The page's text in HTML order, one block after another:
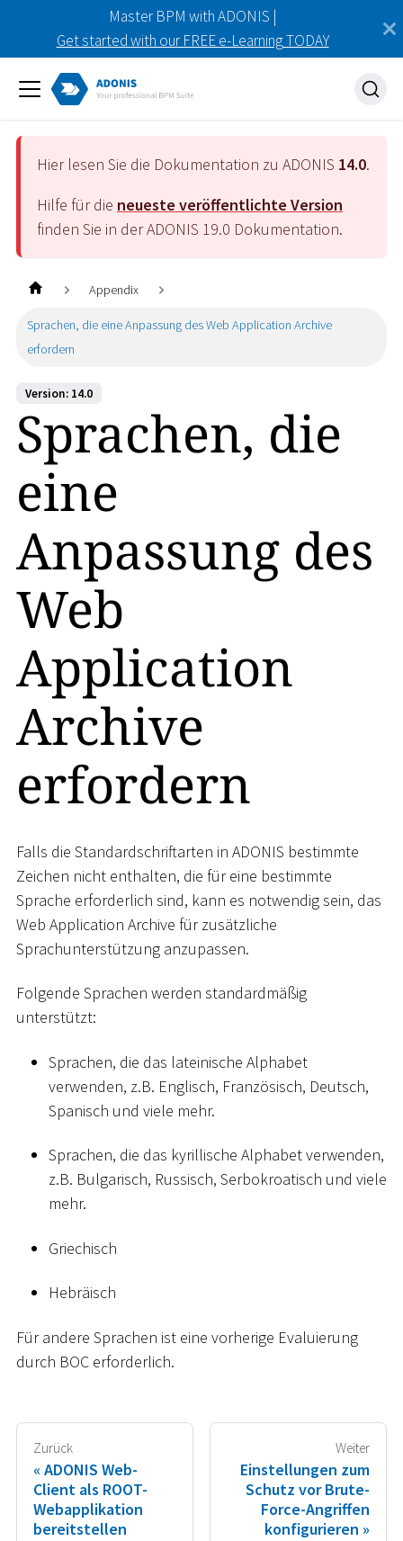
Master BPM with ADONIS |
Get started with our FREE e-Learning TODAY
Hier lesen Sie die Dokumentation zu ADONIS 14.0.
Hilfe für die neueste veröffentlichte Version
finden Sie in der ADONIS 19.0 Dokumentation.
Appendix
Sprachen, die eine Anpassung des Web Application Archive
erfordern
Version: 14.0
Sprachen, die
eine
Anpassung des
Web
Application
Archive
erfordern
Falls die Standardschriftarten in ADONIS bestimmte
Zeichen nicht enthalten, die für eine bestimmte
Sprache erforderlich sind, kann es notwendig sein, das
Web Application Archive für zusätzliche
Sprachunterstützung anzupassen.
Folgende Sprachen werden standardmäßig
unterstützt:
Sprachen, die das lateinische Alphabet
verwenden, z.B. Englisch, Französisch, Deutsch,
Spanisch und viele mehr.
Sprachen, die das kyrillische Alphabet verwenden,
z.B. Bulgarisch, Russisch, Serbokroatisch und viele
mehr.
Griechisch
Hebräisch
Für andere Sprachen ist eine vorherige Evaluierung
durch BOC erforderlich.
Zurück
ADONIS Web-
Client als ROOT-
Webapplikation
bereitstellen
Weiter
Einstellungen zum
Schutz vor Brute-
Force-Angriffen
konfigurieren